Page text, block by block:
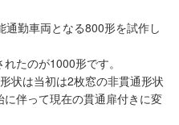
勤車両となる800形を試作し
たのが1000形です。
状は当初は2枚窓の非貫通形状
伴って現在の貫通扉付きに変